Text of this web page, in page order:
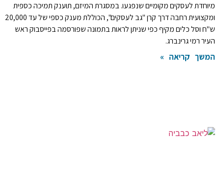
מיוחדת לעסקים מקומיים שנפגעו. במסגרת המיזם, תוענק תמיכה כספית
ומקצועית רחבה דרך קרן "גב לעסקים", הכוללת מענק כספי של עד 20,000
ש"ח וסל כלים מקיף כפי שניתן לראות בתמונה שפורסמה בפייסבוק ראש
העיר רמי גרינברג.
המשך קריאה »